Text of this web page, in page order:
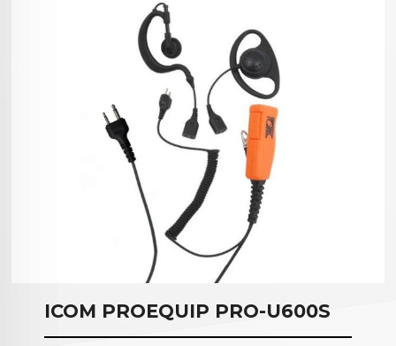
ICOM PROEQUIP PRO-U600S